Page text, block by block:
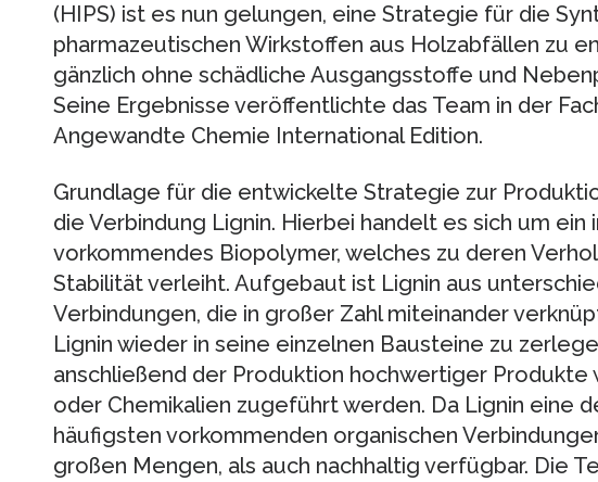
(HIPS) ist es nun gelungen, eine Strategie für die
pharmazeutischen Wirkstoffen aus Holzabfällen zu
gänzlich ohne schädliche Ausgangsstoffe und
Seine Ergebnisse veröffentlichte das Team in der
Angewandte Chemie International Edition.
Grundlage für die entwickelte Strategie zur
die Verbindung Lignin. Hierbei handelt es sich um ein
vorkommendes Biopolymer, welches zu deren
Stabilität verleiht. Aufgebaut ist Lignin aus
Verbindungen, die in großer Zahl miteinander
Lignin wieder in seine einzelnen Bausteine zu
anschließend der Produktion hochwertiger Produkte
oder Chemikalien zugeführt werden. Da Lignin eine
häufigsten vorkommenden organischen
großen Mengen, als auch nachhaltig verfügbar. Die